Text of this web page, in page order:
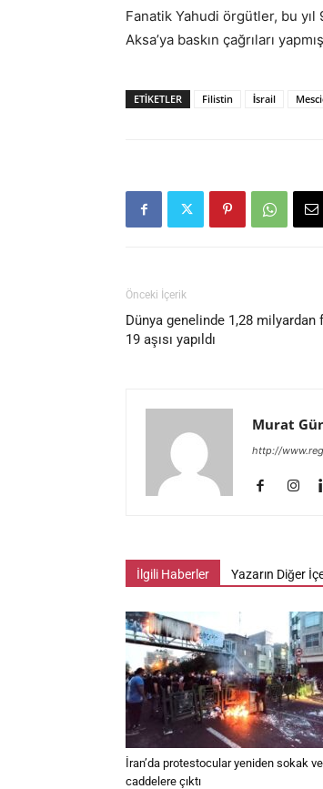
Fanatik Yahudi örgütler, bu
Aksa’ya baskın çağrıları
ETIKETLER Filistin İsrail
Önceki İçerik
Dünya genelinde 1,28 milyardan
19 aşısı yapıldı
Murat
http://
İlgili Haberler Yazarın Diğer
İran’da protestocular yeniden sokak ve
caddelere çıktı